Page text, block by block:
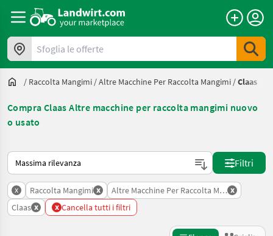
Sfoglia le offerte
/ Raccolta Mangimi /Altre Macchine Per Raccolta Mangimi /Claas
Compra Claas Altre macchine per raccolta mangimi nuovo
o usato
Ecco come viene ordinato su Landwirt.com
Filtri
x Raccolta Mangimi x Altre Macchine Per Raccolta Mangimi
x
Claas x x Cancella tutti i filtri